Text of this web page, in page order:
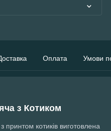
Оплата Умови
з Котиком
принтом котиків виготовлена